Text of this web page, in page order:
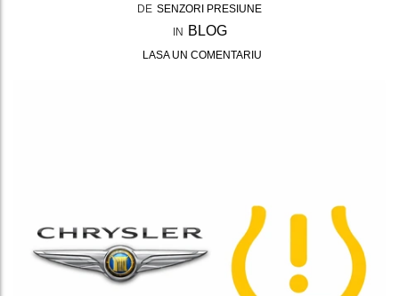
DE SENZORI PRESIUNE
IN
BLOG
LASA UN COMENTARIU